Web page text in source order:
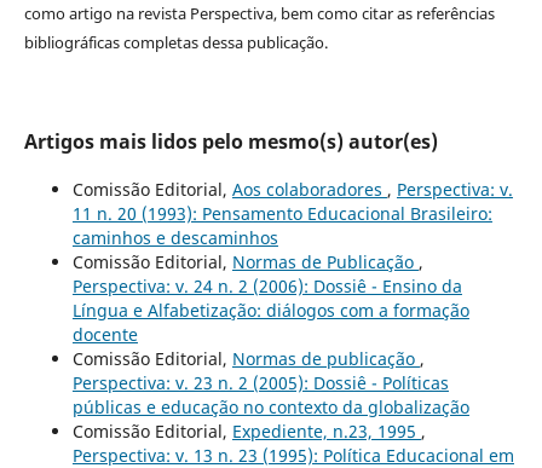
como artigo na revista Perspectiva, bem como citar as referências
bibliográficas completas dessa publicação.
Artigos mais lidos pelo mesmo(s) autor(es)
Comissão Editorial, Aos colaboradores , Perspectiva: v.
11 n. 20 (1993): Pensamento Educacional Brasileiro:
caminhos e descaminhos
Comissão Editorial, Normas de Publicação ,
Perspectiva: v. 24 n. 2 (2006): Dossiê - Ensino da
Língua e Alfabetização: diálogos com a formação
docente
Comissão Editorial, Normas de publicação ,
Perspectiva: v. 23 n. 2 (2005): Dossiê - Políticas
públicas e educação no contexto da globalização
Comissão Editorial, Expediente, n.23, 1995 ,
Perspectiva: v. 13 n. 23 (1995): Política Educacional em